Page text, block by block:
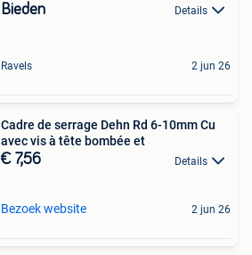
Bieden Details
Ravels 2 jun 26
Cadre de serrage Dehn Rd 6-10mm Cu
avec vis à tête bombée et
€ 7,56 Details
Bezoek website 2 jun 26